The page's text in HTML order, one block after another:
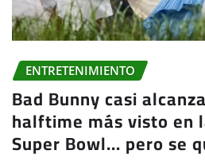
ENTRETENIMIENTO
Bad Bunny casi
halftime más visto en
Super Bowl… pero se